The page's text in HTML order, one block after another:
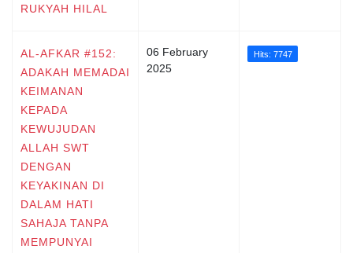
RUKYAH HILAL
AL-AFKAR #152:
ADAKAH MEMADAI
KEIMANAN
KEPADA
KEWUJUDAN
ALLAH SWT
DENGAN
KEYAKINAN DI
DALAM HATI
SAHAJA TANPA
MEMPUNYAI
06 February
2025
Hits: 7747